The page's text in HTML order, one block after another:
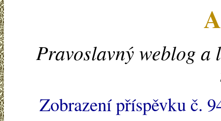
Pravoslavný weblog a
Zobrazení příspěvku č.